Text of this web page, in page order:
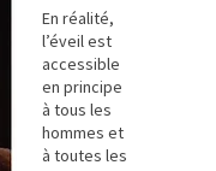
En réalité,
l’éveil est
accessible
en principe
à tous les
hommes et
à toutes les